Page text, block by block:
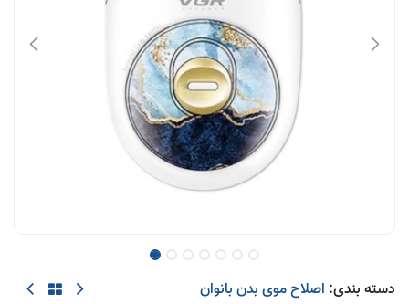
دسته بندی: اصلاح موی بدن بانوان